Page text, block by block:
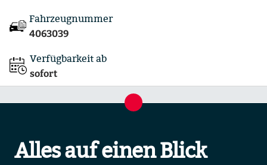
Fahrzeugnummer
4063039
Verfügbarkeit ab
sofort
Alles auf einen Blick